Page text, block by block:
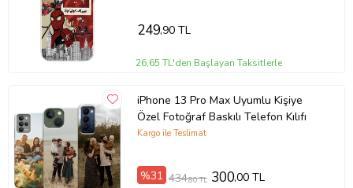
249,90 TL
26,65 TL'den Başlayan Taksitlerle
iPhone 13 Pro Max Uyumlu Kişiye
Özel Fotoğraf Baskılı Telefon Kılıfı
Kargo ile Teslimat
%31 434,80 TL 300,00 TL